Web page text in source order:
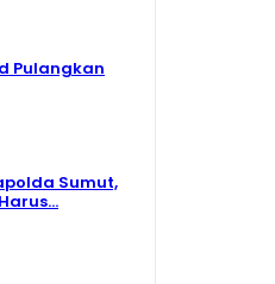
Pulangkan
Sumut,